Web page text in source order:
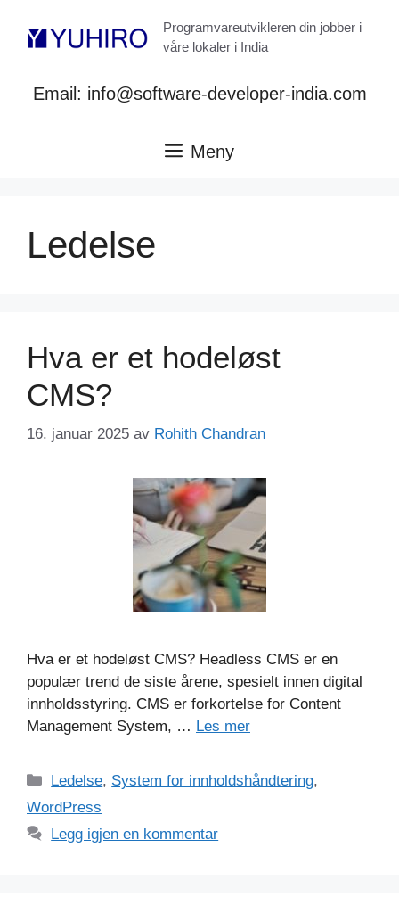
Programvareutvikleren din jobber i
våre lokaler i India
Email: info@software-developer-india.com
Meny
Ledelse
Hva er et hodeløst
CMS?
16. januar 2025 av Rohith Chandran
Hva er et hodeløst CMS? Headless CMS er en
populær trend de siste årene, spesielt innen digital
innholdsstyring. CMS er forkortelse for Content
Management System, … Les mer
Kategorier
Ledelse, System for innholdshåndtering,
WordPress
Legg igjen en kommentar